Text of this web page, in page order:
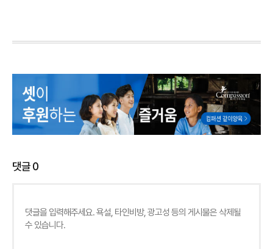
댓글0